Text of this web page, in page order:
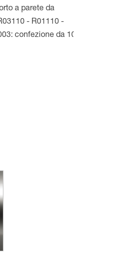
a parete da
- R01110 -
confezione da 10